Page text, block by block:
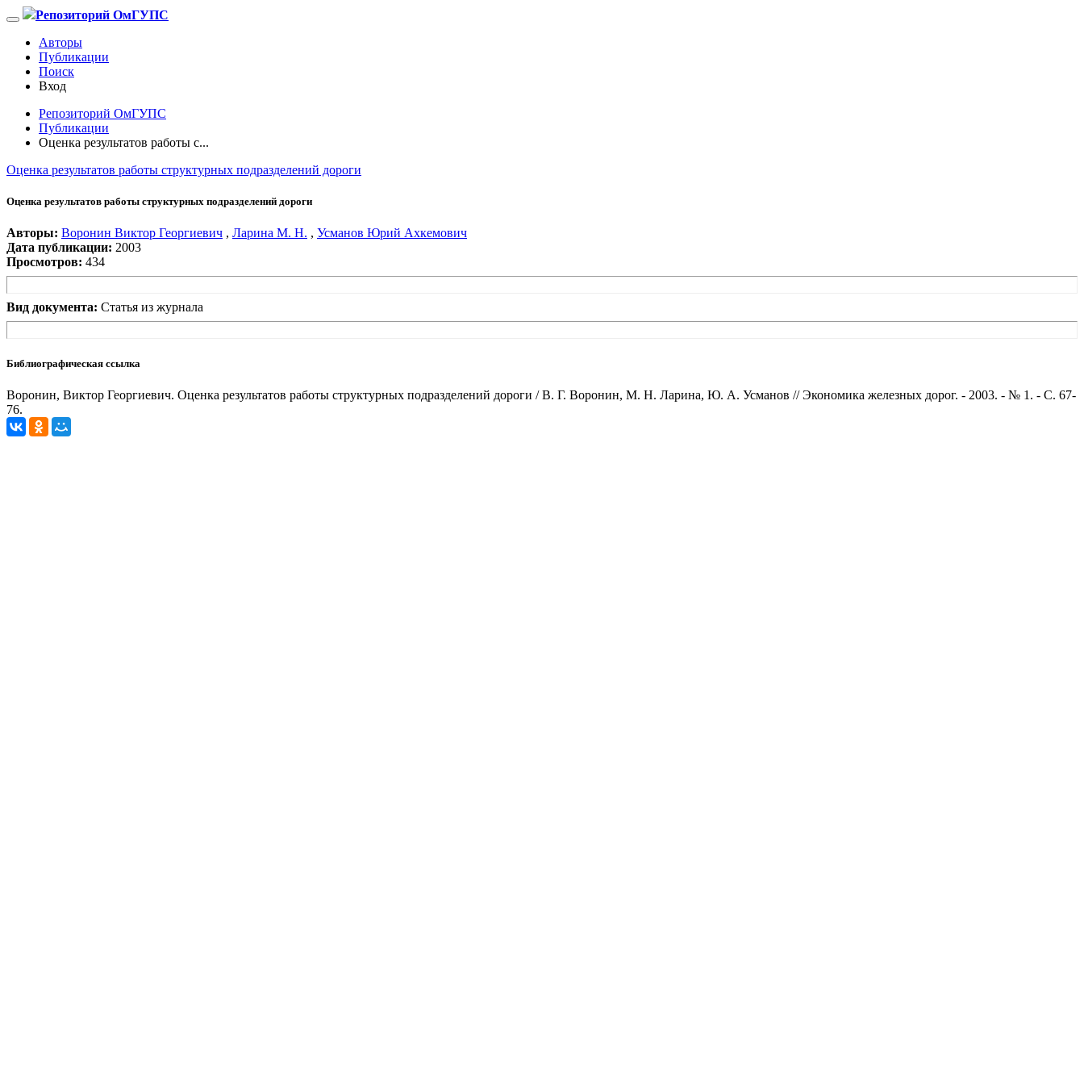
Репозиторий ОмГУПС
Авторы
Публикации
Поиск
Вход
Репозиторий ОмГУПС
Публикации
Оценка результатов работы с...
Оценка результатов работы структурных подразделений дороги
Оценка результатов работы структурных подразделений дороги
Авторы: Воронин Виктор Георгиевич , Ларина М. Н. , Усманов Юрий Ахкемович
Дата публикации: 2003
Просмотров: 434
Вид документа: Статья из журнала
Библиографическая ссылка
Воронин, Виктор Георгиевич. Оценка результатов работы структурных подразделений дороги / В. Г. Воронин, М. Н. Ларина, Ю. А. Усманов // Экономика железных дорог. - 2003. - № 1. - С. 67-
76.